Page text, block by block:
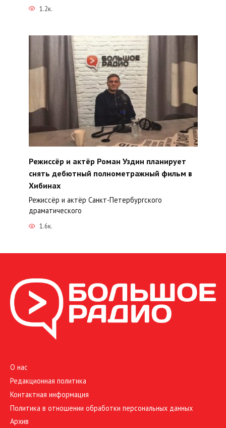
1.2к.
Режиссёр и актёр Роман Уздин планирует
снять дебютный полнометражный фильм в
Хибинах
Режиссёр и актёр Санкт-Петербургского
драматического
1.6к.
О нас
Редакционная политика
Контактная информация
Политика в отношении обработки персональных данных
Архив